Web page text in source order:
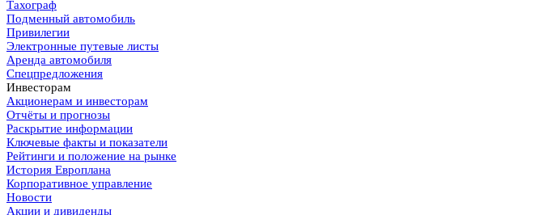
Тахограф
Подменный автомобиль
Привилегии
Электронные путевые листы
Аренда автомобиля
Спецпредложения
Инвесторам
Акционерам и инвесторам
Отчёты и прогнозы
Раскрытие информации
Ключевые факты и показатели
Рейтинги и положение на рынке
История Европлана
Корпоративное управление
Новости
Акции и дивиденды